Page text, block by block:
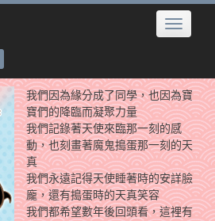
Toggle
我們因為緣分成了同學，也因為寶
寶們的降臨而凝聚力量
我們記錄著天使來臨那一刻的感
動，也刻畫著魔鬼搗蛋那一刻的天
真
我們永遠記得天使睡著時的安詳臉
龐，還有搗蛋時的天真笑容
我們都希望數年後回頭看，這裡有